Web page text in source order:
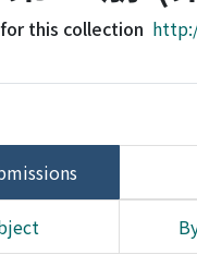
this collection